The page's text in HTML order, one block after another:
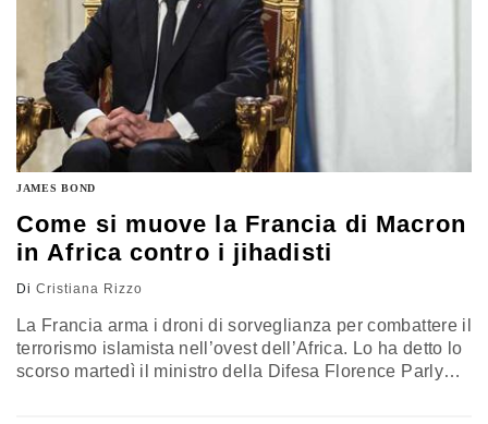
JAMES BOND
Come si muove la Francia di Macron
in Africa contro i jihadisti
Di Cristiana Rizzo
La Francia arma i droni di sorveglianza per combattere il
terrorismo islamista nell’ovest dell’Africa. Lo ha detto lo
scorso martedì il ministro della Difesa Florence Parly